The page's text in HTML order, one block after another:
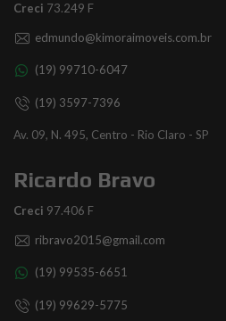
Creci 73.249 F
edmundo@kimoraimoveis.com.br
(19) 99710-6047
(19) 3597-7396
Av. 09, N. 495, Centro - Rio Claro - SP
Ricardo Bravo
Creci 97.406 F
ribravo2015@gmail.com
(19) 99535-6651
(19) 99629-5775